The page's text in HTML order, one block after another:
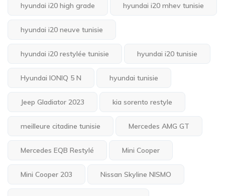
hyundai i20 high grade hyundai i20 mhev tunisie
hyundai i20 neuve tunisie
hyundai i20 restylée tunisie hyundai i20 tunisie
Hyundai IONIQ 5 N hyundai tunisie
Jeep Gladiator 2023 kia sorento restyle
meilleure citadine tunisie Mercedes AMG GT
Mercedes EQB Restylé Mini Cooper
Mini Cooper 203 Nissan Skyline NISMO